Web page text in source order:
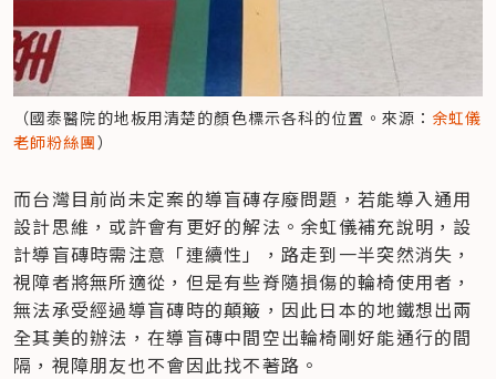
（國泰醫院的地板用清楚的顏色標示各科的位置。來源： 余虹儀
老師粉絲團）
而台灣目前尚未定案的導盲磚存廢問題，若能導入通用
設計思維，或許會有更好的解法。余虹儀補充說明，設
計導盲磚時需注意「連續性」，路走到一半突然消失，
視障者將無所適從，但是有些脊隨損傷的輪椅使用者，
無法承受經過導盲磚時的顛簸，因此日本的地鐵想出兩
全其美的辦法，在導盲磚中間空出輪椅剛好能通行的間
隔，視障朋友也不會因此找不著路。